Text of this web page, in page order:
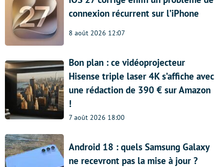
connexion récurrent sur l’iPhone
8 août 2026 12:07
Bon plan : ce vidéoprojecteur
Hisense triple laser 4K s’affiche avec
une rédaction de 390 € sur Amazon
!
7 août 2026 18:00
Android 18 : quels Samsung Galaxy
ne recevront pas la mise à jour ?